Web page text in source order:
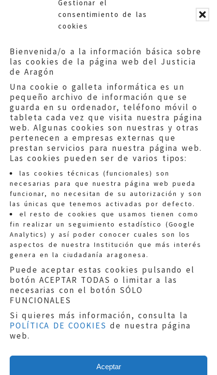
Gestionar el
consentimiento de las
cookies
Bienvenida/o a la información básica sobre
las cookies de la página web del Justicia
de Aragón
Una cookie o galleta informática es un
pequeño archivo de información que se
guarda en su ordenador, teléfono móvil o
tableta cada vez que visita nuestra página
web. Algunas cookies son nuestras y otras
pertenecen a empresas externas que
prestan servicios para nuestra página web.
Las cookies pueden ser de varios tipos:
las cookies técnicas (funcionales) son
necesarias para que nuestra página web pueda
funcionar, no necesitan de su autorización y son
las únicas que tenemos activadas por defecto.
el resto de cookies que usamos tienen como
fin realizar un seguimiento estadístico (Google
Analytics) y así poder conocer cuales son los
aspectos de nuestra Institución que más interés
genera en la ciudadanía aragonesa.
Puede aceptar estas cookies pulsando el
botón ACEPTAR TODAS o limitar a las
necesarias con el botón SÓLO
FUNCIONALES
Si quieres más información, consulta la
POLÍTICA DE COOKIES de nuestra página
web.
Aceptar
Celadas.
Quejas:quejas@eljusticiadearagon.es
Información general:
informacion@eljusticiadearagon.es
Teléfonos:900 210 210/
Aviso legal|Política de privacidad|
Protección de Datos
Política de cookies